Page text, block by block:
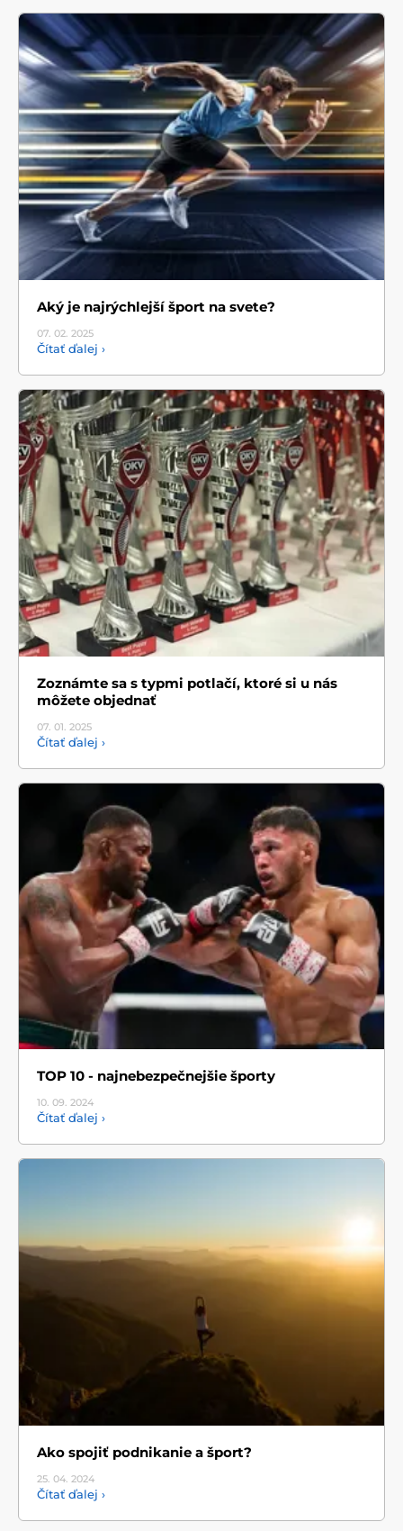
Aký je najrýchlejší šport na svete?
07. 02. 2025
Čítať ďalej ›
Zoznámte sa s typmi potlačí, ktoré si u nás
môžete objednať
07. 01. 2025
Čítať ďalej ›
TOP 10 - najnebezpečnejšie športy
10. 09. 2024
Čítať ďalej ›
Ako spojiť podnikanie a šport?
25. 04. 2024
Čítať ďalej ›